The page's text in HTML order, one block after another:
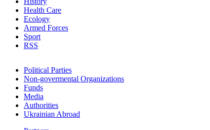
Health Care
Ecology
Armed Forces
Sport
RSS
Political Parties
Non-govermental Organizations
Funds
Мedia
Authorities
Ukrainian Abroad